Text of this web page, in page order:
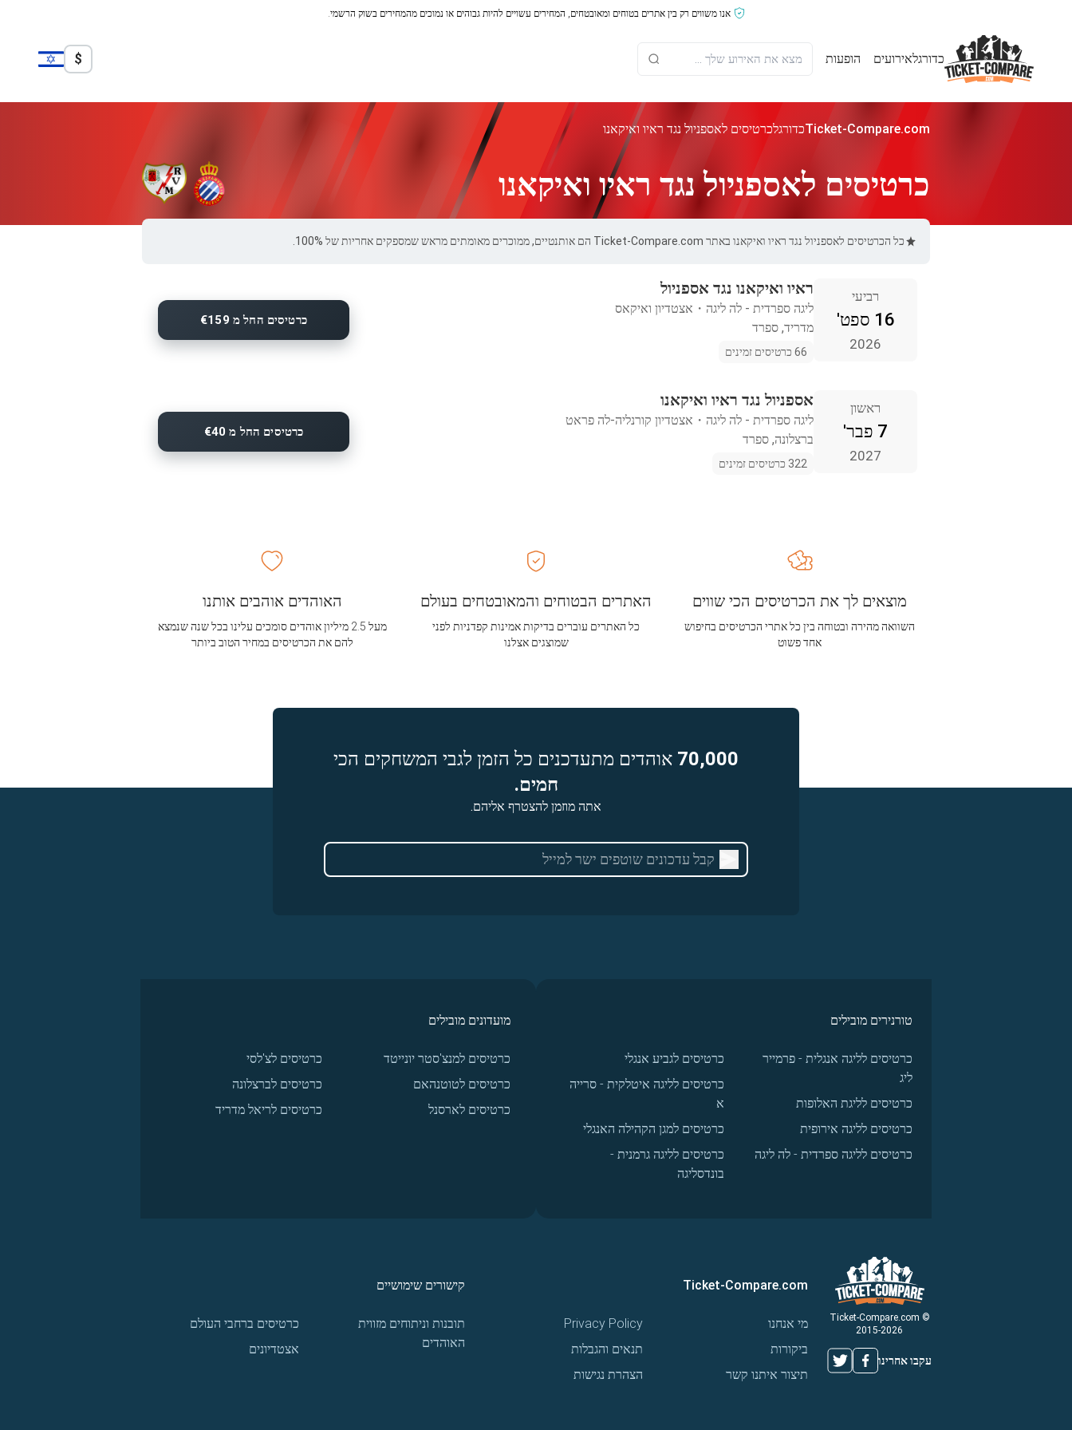
אנו משווים רק בין אתרים בטוחים ומאובטחים, המחירים עשויים להיות גבוהים או נמוכים מהמחירים בשוק הרשמי.
כדורגלאירועים הופעות $
Ticket-Compare.comכדורגלכרטיסים לאספניול נגד ראיו ואיקאנו
כרטיסים לאספניול נגד ראיו ואיקאנו
כל הכרטיסים לאספניול נגד ראיו ואיקאנו באתר Ticket-Compare.com הם אותנטיים, ממוכרים מאומתים מראש שמספקים אחריות של 100%.
רביעי
16 ספט'
2026
ראיו ואיקאנו נגד אספניול
ליגה ספרדית - לה ליגה ・ אצטדיון ואיקאס
מדריד, ספרד
66 כרטיסים זמינים
כרטיסים החל מ €159
ראשון
7 פבר'
2027
אספניול נגד ראיו ואיקאנו
ליגה ספרדית - לה ליגה ・ אצטדיון קורנליה-לה פראט
ברצלונה, ספרד
322 כרטיסים זמינים
כרטיסים החל מ €40
האתרים הבטוחים והמאובטחים בעולם
כל האתרים עוברים בדיקות אמינות קפדניות לפני
שמוצגים אצלנו
מוצאים לך את הכרטיסים הכי שווים
השוואה מהירה ובטוחה בין כל אתרי הכרטיסים בחיפוש
אחד פשוט
האוהדים אוהבים אותנו
מעל 2.5 מיליון אוהדים סומכים עלינו בכל שנה שנמצא
להם את הכרטיסים במחיר הטוב ביותר
70,000 אוהדים מתעדכנים כל הזמן לגבי המשחקים הכי
חמים.
אתה מוזמן להצטרף אליהם.
טורנירים מובילים
כרטיסים לליגה אנגלית - פרמייר
ליג
כרטיסים לליגת האלופות
כרטיסים לליגה אירופית
כרטיסים לליגה ספרדית - לה ליגה
כרטיסים לגביע אנגלי
כרטיסים לליגה איטלקית - סרייה
א
כרטיסים למגן הקהילה האנגלי
כרטיסים לליגה גרמנית -
בונדסליגה
מועדונים מובילים
כרטיסים למנצ'סטר יונייטד
כרטיסים לטוטנהאם
כרטיסים לארסנל
כרטיסים לצ'לסי
כרטיסים לברצלונה
כרטיסים לריאל מדריד
© Ticket-Compare.com
2015-2026
עקבו אחרינו
Ticket-Compare.com
מי אנחנו
ביקורות
תיצור איתנו קשר
Privacy Policy
תנאים והגבלות
הצהרת נגישות
קישורים שימושיים
תובנות וניתוחים מזווית
האוהדים
כרטיסים ברחבי העולם
אצטדיונים